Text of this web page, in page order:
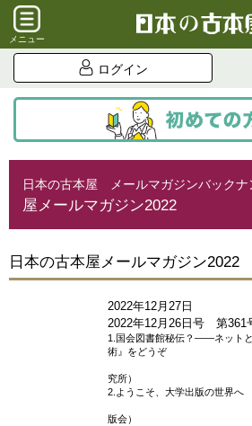
メニュー
ログイン
⽇本の古本屋 メールマガジンバックナ
屋メールマガジン2022
日本の古本屋メールマガジン2022
2022年12月27日
2022年12月26日号 第361
1.国会図書館秘伝？――ネット
術』をどうぞ
小林昌樹
究所）
2.ようこそ、大学出版の世界へ
山田秀樹
版会）